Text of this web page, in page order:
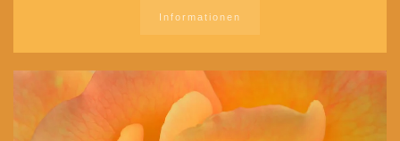
Informationen